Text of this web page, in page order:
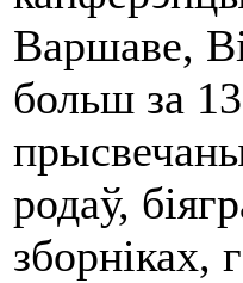
Варшаве,
больш за
родаў,
зборніках,